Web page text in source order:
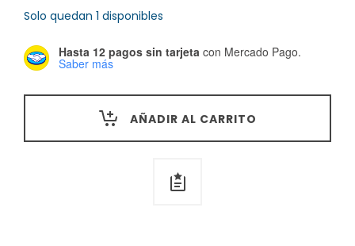
was:
is:
Solo quedan 1 disponibles
Hasta 12 pagos sin tarjeta con Mercado Pago.
Saber más
AÑADIR AL CARRITO